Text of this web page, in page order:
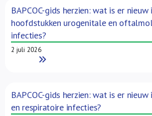
BAPCOC-gids herzien: wat is er nieuw
hoofdstukken urogenitale en
infecties?
2 juli 2026
Read More
BAPCOC-gids herzien: wat is er
en respiratoire infecties?